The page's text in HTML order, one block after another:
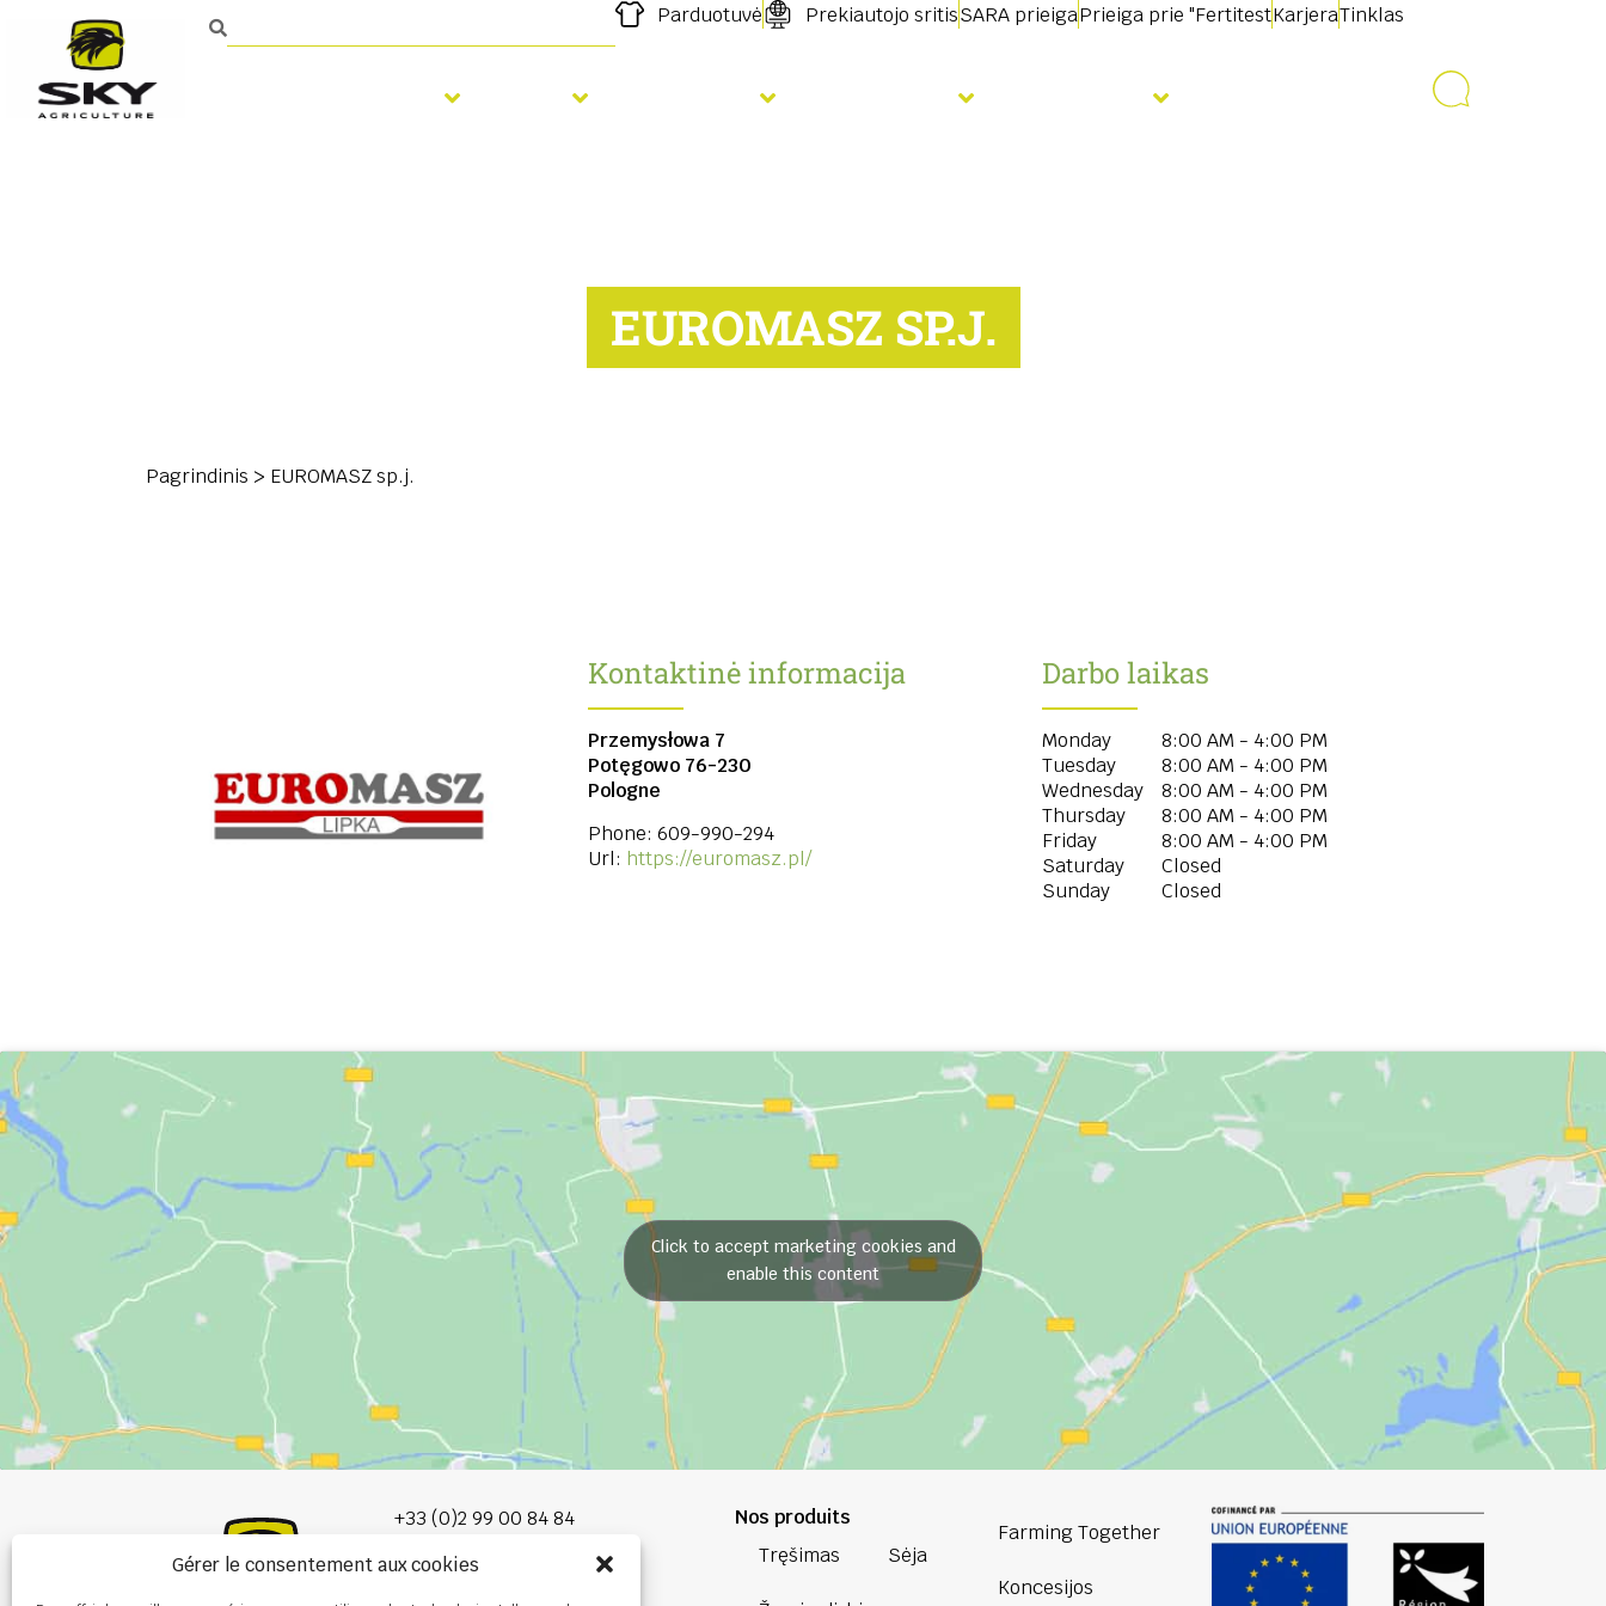
Gérer le consentement aux cookies
Parduotuvė Prekiautojo sritisSARA prieigaPrieiga prie "FertitestKarjeraTinklas
EUROMASZ SP.J.
Pagrindinis > EUROMASZ sp.j.
Kontaktinė informacija
Przemysłowa 7
Potęgowo 76-230
Pologne
Phone: 609-990-294
Url: https://euromasz.pl/
Darbo laikas
Monday
8:00 AM - 4:00 PM
Tuesday
8:00 AM - 4:00 PM
Wednesday
8:00 AM - 4:00 PM
Thursday
8:00 AM - 4:00 PM
Friday
8:00 AM - 4:00 PM
Saturday
Closed
Sunday
Closed
Click to accept marketing cookies and
enable this content
+33 (0)2 99 00 84 84
info@burel-group.com
Nos produits
Tręšimas
Sėja
Farming Together
Koncesijos